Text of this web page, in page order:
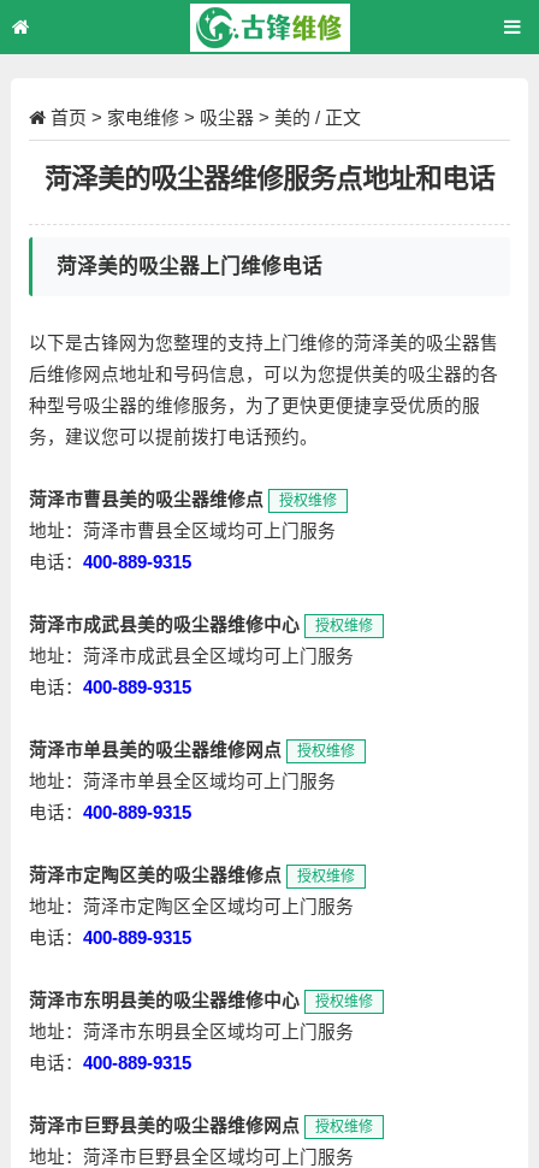
首页 > 家电维修> 吸尘器> 美的 / 正文
菏泽美的吸尘器维修服务点地址和电话
菏泽美的吸尘器上门维修电话
以下是古锋网为您整理的支持上门维修的菏泽美的吸尘器售
后维修网点地址和号码信息，可以为您提供美的吸尘器的各
种型号吸尘器的维修服务，为了更快更便捷享受优质的服
务，建议您可以提前拨打电话预约。
菏泽市曹县美的吸尘器维修点 授权维修
地址：菏泽市曹县全区域均可上门服务
电话： 400-889-9315
菏泽市成武县美的吸尘器维修中心 授权维修
地址：菏泽市成武县全区域均可上门服务
电话： 400-889-9315
菏泽市单县美的吸尘器维修网点 授权维修
地址：菏泽市单县全区域均可上门服务
电话： 400-889-9315
菏泽市定陶区美的吸尘器维修点 授权维修
地址：菏泽市定陶区全区域均可上门服务
电话： 400-889-9315
菏泽市东明县美的吸尘器维修中心 授权维修
地址：菏泽市东明县全区域均可上门服务
电话： 400-889-9315
菏泽市巨野县美的吸尘器维修网点 授权维修
地址：菏泽市巨野县全区域均可上门服务